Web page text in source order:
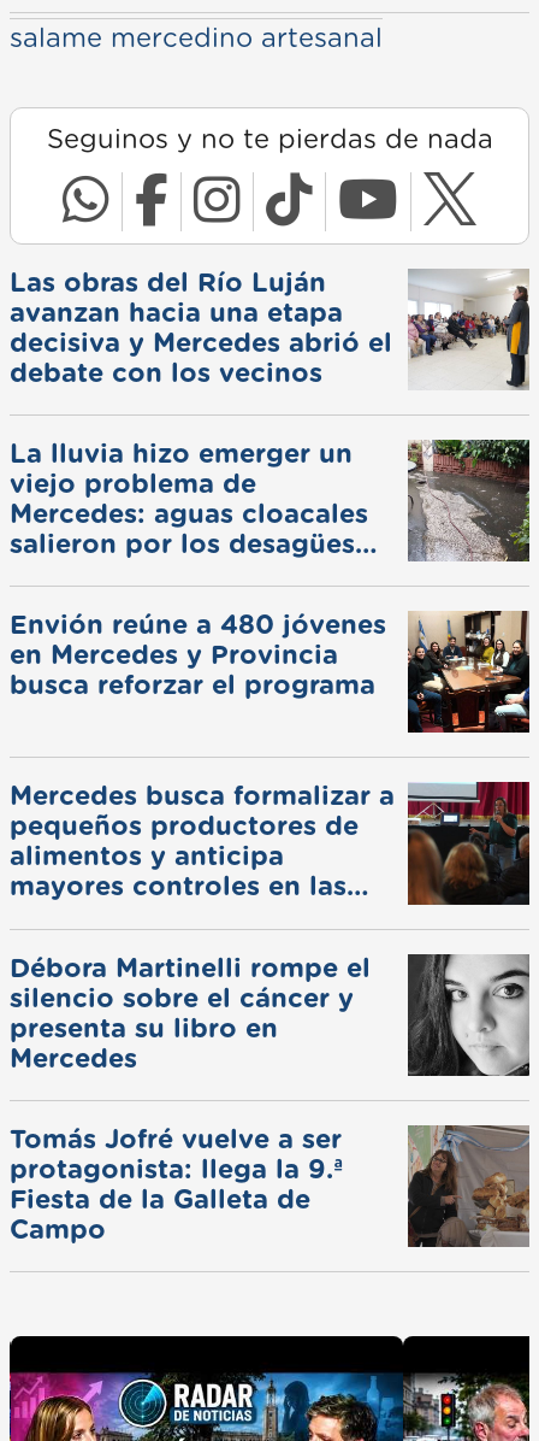
salame mercedino artesanal
Seguinos y no te pierdas de nada
Las obras del Río Luján
avanzan hacia una etapa
decisiva y Mercedes abrió el
debate con los vecinos
La lluvia hizo emerger un
viejo problema de
Mercedes: aguas cloacales
salieron por los desagües
Envión reúne a 480 jóvenes
en Mercedes y Provincia
busca reforzar el programa
Mercedes busca formalizar a
pequeños productores de
alimentos y anticipa
mayores controles en las
Débora Martinelli rompe el
silencio sobre el cáncer y
presenta su libro en
Mercedes
Tomás Jofré vuelve a ser
protagonista: llega la 9.ª
Fiesta de la Galleta de
Campo